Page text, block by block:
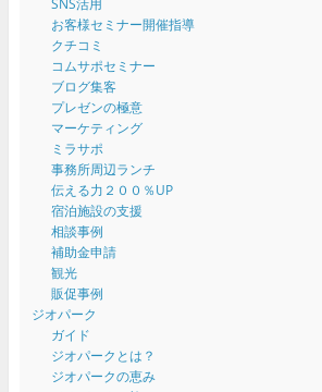
SNS活用
お客様セミナー開催指導
クチコミ
コムサポセミナー
ブログ集客
プレゼンの極意
マーケティング
ミラサポ
事務所周辺ランチ
伝える力２００％UP
宿泊施設の支援
相談事例
補助金申請
観光
販促事例
ジオパーク
ガイド
ジオパークとは？
ジオパークの恵み